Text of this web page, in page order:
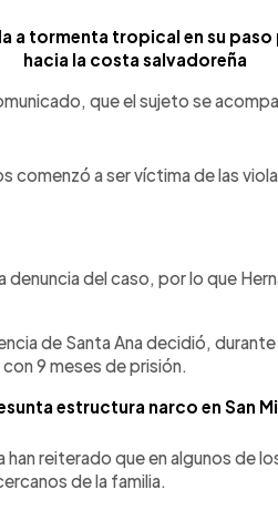
a tormenta tropical en su
hacia la costa salvadoreña
que el sujeto se
comenzó a ser víctima de las
denuncia del caso, por lo que
de Santa Ana decidió,
9 meses de prisión.
estructura narco en San
reiterado que en algunos de
de la familia.